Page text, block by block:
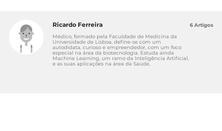
Ricardo Ferreira
Médico, formado pela Faculdade de Medicina da
Universidade de Lisboa, define-se com um
autodidata, curioso e empreendedor, com um foco
especial na área da biotecnologia. Estuda ainda
Machine Learning, um ramo da Inteligência Artificial,
e as suas aplicações na área da Saúde.
6 Artigos